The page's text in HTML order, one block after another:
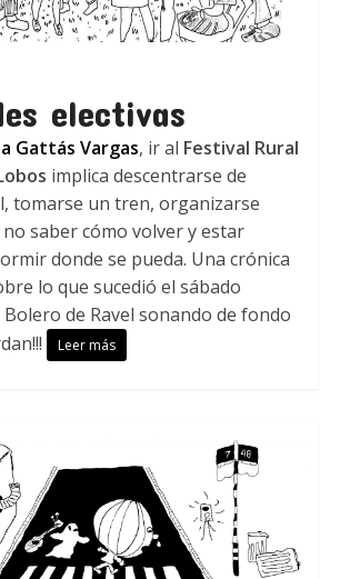
electivas
Gattás Vargas, ir al Festival Rural
implica descentrarse de
tomarse un tren, organizarse
saber cómo volver y estar
donde se pueda. Una crónica
lo que sucedió el sábado
Bolero de Ravel sonando de fondo
Leer más